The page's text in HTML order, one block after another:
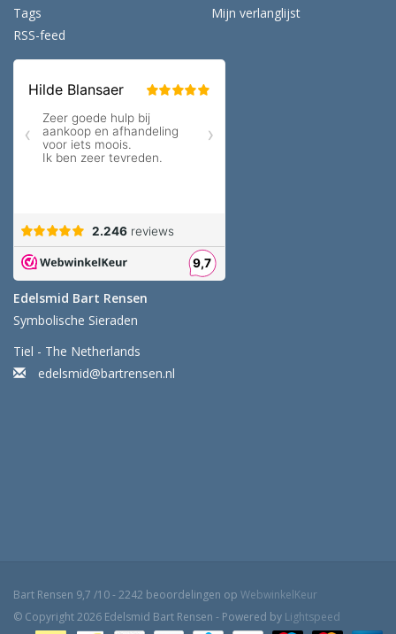
Tags
RSS-feed
Mijn verlanglijst
Edelsmid Bart Rensen
Symbolische Sieraden
Tiel - The Netherlands
edelsmid@bartrensen.nl
Bart Rensen 9,7 /10-2242 beoordelingen op WebwinkelKeur
© Copyright 2026 Edelsmid Bart Rensen - Powered by Lightspeed